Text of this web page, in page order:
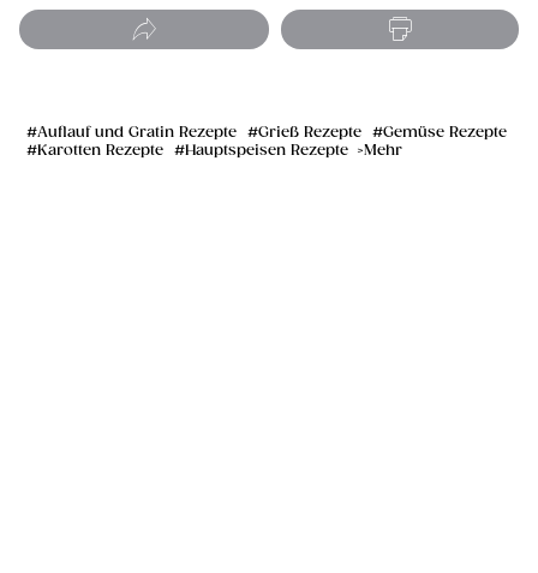
Auflauf und Gratin Rezepte Grieß Rezepte
Gemüse Rezepte
Karotten Rezepte
Hauptspeisen Rezepte Mehr